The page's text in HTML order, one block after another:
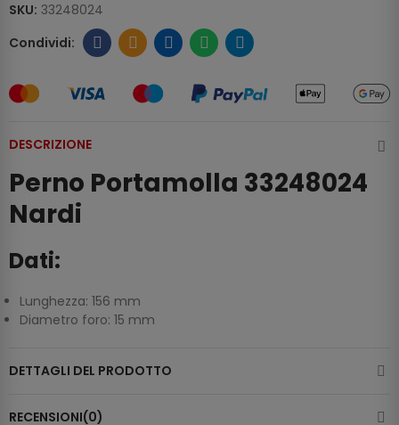
SKU: 33248024
DESCRIZIONE
Perno Portamolla 33248024
Nardi
Dati:
Lunghezza: 156 mm
Diametro foro: 15 mm
DETTAGLI DEL PRODOTTO
RECENSIONI(0)